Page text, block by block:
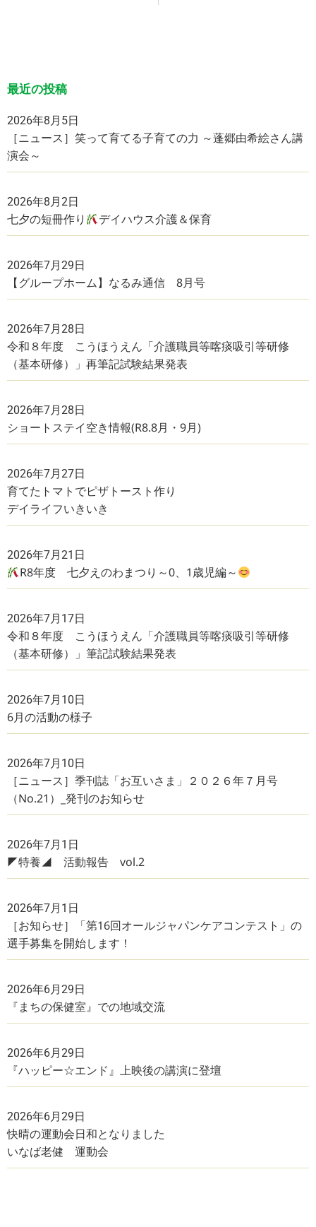
最近の投稿
2026年8月5日
［ニュース］笑って育てる子育ての力 ～蓬郷由希絵さん講
演会～
2026年8月2日
七夕の短冊作り デイハウス介護＆保育
2026年7月29日
【グループホーム】なるみ通信 8月号
2026年7月28日
令和８年度 こうほうえん「介護職員等喀痰吸引等研修
（基本研修）」再筆記試験結果発表
2026年7月28日
ショートステイ空き情報(R8.8月・9月)
2026年7月27日
育てたトマトでピザトースト作り
デイライフいきいき
2026年7月21日
R8年度 七夕えのわまつり～0、1歳児編～
2026年7月17日
令和８年度 こうほうえん「介護職員等喀痰吸引等研修
（基本研修）」筆記試験結果発表
2026年7月10日
6月の活動の様子
2026年7月10日
［ニュース］季刊誌「お互いさま」２０２６年７月号
（No.21）_発刊のお知らせ
2026年7月1日
◤特養◢ 活動報告 vol.2
2026年7月1日
［お知らせ］「第16回オールジャパンケアコンテスト」の
選手募集を開始します！
2026年6月29日
『まちの保健室』での地域交流
2026年6月29日
『ハッピー☆エンド』上映後の講演に登壇
2026年6月29日
快晴の運動会日和となりました
いなば老健 運動会